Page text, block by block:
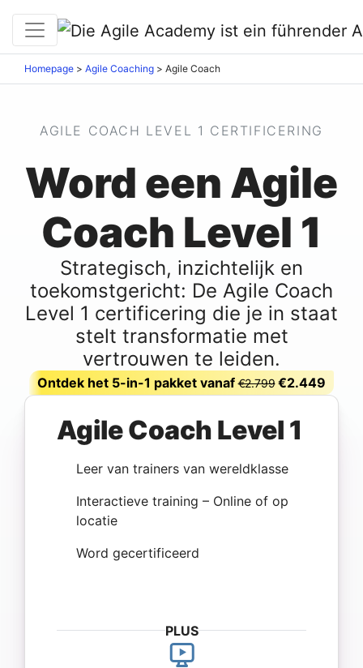
Homepage > Agile Coaching > Agile Coach
AGILE COACH LEVEL 1 CERTIFICERING
Word een Agile
Coach Level 1
Strategisch, inzichtelijk en
toekomstgericht: De Agile Coach
Level 1 certificering die je in staat
stelt transformatie met
vertrouwen te leiden.
Ontdek het 5-in-1 pakket vanaf€2.799€2.449
Agile Coach Level 1
Leer van trainers van wereldklasse
Interactieve training – Online of op
locatie
Word gecertificeerd
PLUS